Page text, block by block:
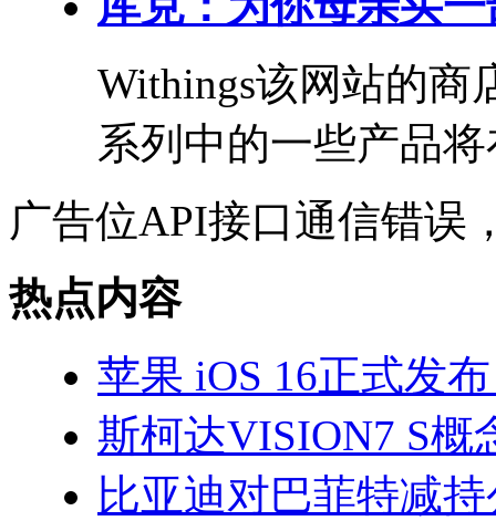
Withings该网站的商
系列中的一些产品
广告位API接口通信错误
热点内容
苹果 iOS 16正式发
斯柯达VISION7 S概
比亚迪对巴菲特减